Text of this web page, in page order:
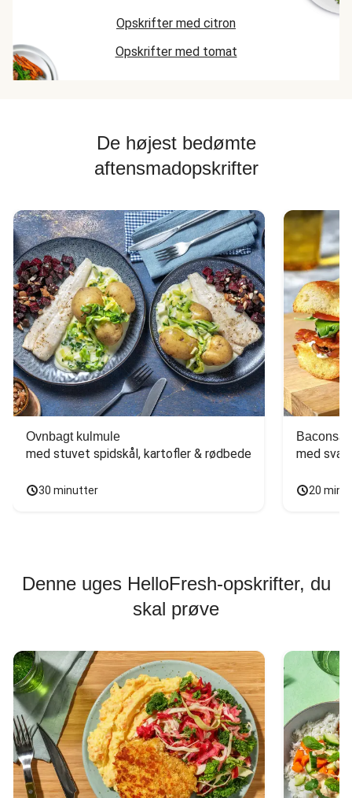
Opskrifter med citron
Opskrifter med tomat
De højest bedømte
aftensmadopskrifter
Ovnbagt kulmule
med stuvet spidskål, kartofler & rødbede
30 minutter
med
20
Denne uges HelloFresh-opskrifter, du
skal prøve